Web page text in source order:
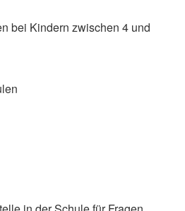
bei Kindern zwischen 4 und